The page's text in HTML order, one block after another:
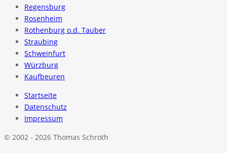
Regensburg
Rosenheim
Rothenburg o.d. Tauber
Straubing
Schweinfurt
Würzburg
Kaufbeuren
Startseite
Datenschutz
Impressum
© 2002 - 2026 Thomas Schroth